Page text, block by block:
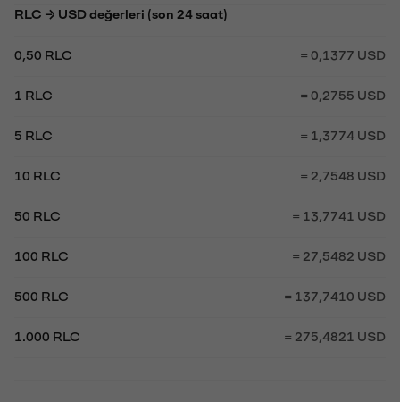
RLC → USD değerleri (son 24 saat)
0,50 RLC = 0,1377 USD
1 RLC = 0,2755 USD
5 RLC = 1,3774 USD
10 RLC = 2,7548 USD
50 RLC = 13,7741 USD
100 RLC = 27,5482 USD
500 RLC = 137,7410 USD
1.000 RLC = 275,4821 USD